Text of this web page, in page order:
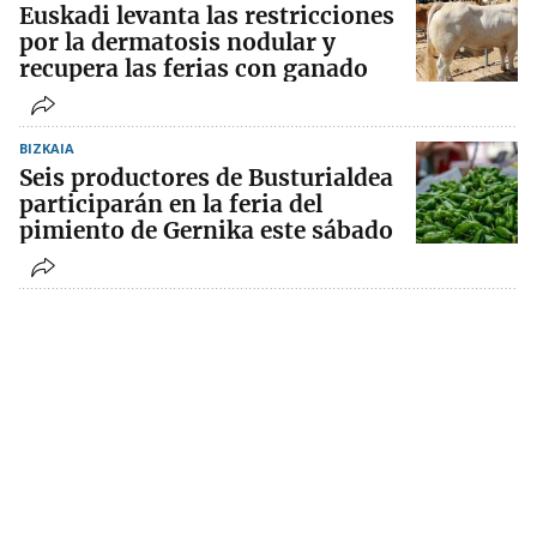
Euskadi levanta las restricciones
por la dermatosis nodular y
recupera las ferias con ganado
BIZKAIA
Seis productores de Busturialdea
participarán en la feria del
pimiento de Gernika este sábado